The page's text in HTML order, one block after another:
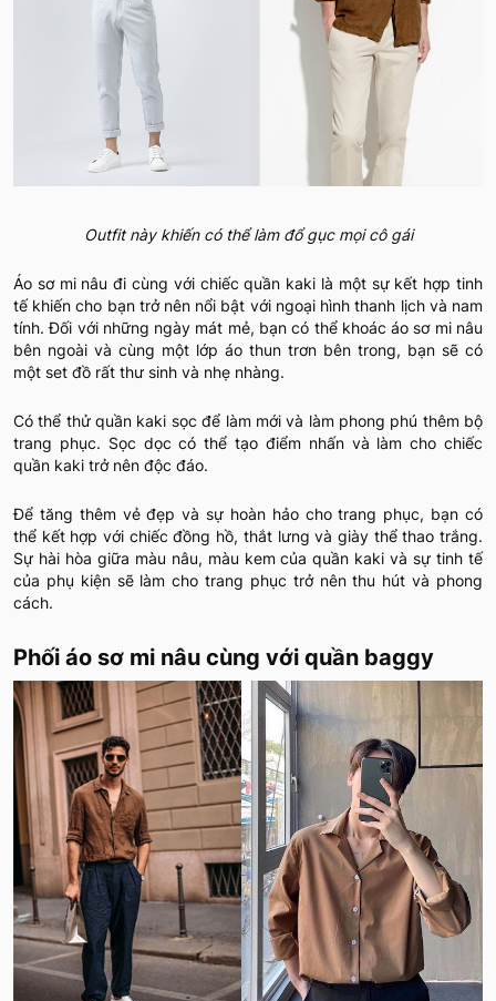
Outfit này khiến có thể làm đổ gục mọi cô gái
Áo sơ mi nâu đi cùng với chiếc quần kaki là một sự kết hợp tinh
tế khiến cho bạn trở nên nổi bật với ngoại hình thanh lịch và nam
tính. Đối với những ngày mát mẻ, bạn có thể khoác áo sơ mi nâu
bên ngoài và cùng một lớp áo thun trơn bên trong, bạn sẽ có
một set đồ rất thư sinh và nhẹ nhàng.
Có thể thử quần kaki sọc để làm mới và làm phong phú thêm bộ
trang phục. Sọc dọc có thể tạo điểm nhấn và làm cho chiếc
quần kaki trở nên độc đáo.
Để tăng thêm vẻ đẹp và sự hoàn hảo cho trang phục, bạn có
thể kết hợp với chiếc đồng hồ, thắt lưng và giày thể thao trắng.
Sự hài hòa giữa màu nâu, màu kem của quần kaki và sự tinh tế
của phụ kiện sẽ làm cho trang phục trở nên thu hút và phong
cách.
Phối áo sơ mi nâu cùng với quần baggy